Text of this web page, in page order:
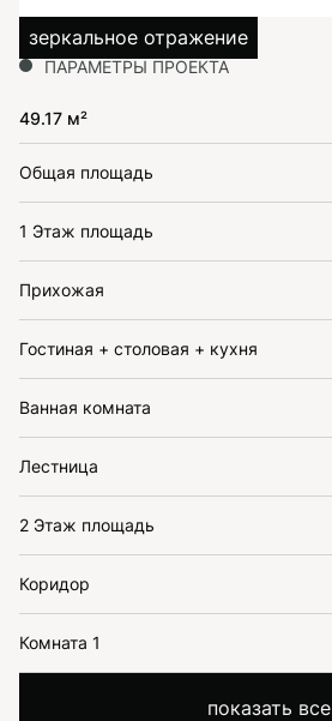
зеркальное отражение
ПАРАМЕТРЫ ПРОЕКТА
49.17 м²
Общая площадь
1 Этаж площадь
Прихожая
Гостиная + столовая + кухня
Ванная комната
Лестница
2 Этаж площадь
Коридор
Комната 1
показать все